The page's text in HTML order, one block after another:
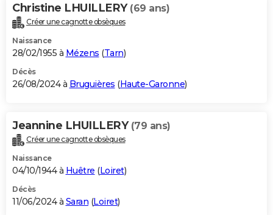
Christine LHUILLERY (69 ans)
Créer une cagnotte obsèques
Naissance
28/02/1955 à Mézens (Tarn)
Décès
26/08/2024 à Bruguières (Haute-Garonne)
Jeannine LHUILLERY (79 ans)
Créer une cagnotte obsèques
Naissance
04/10/1944 à Huêtre (Loiret)
Décès
11/06/2024 à Saran (Loiret)